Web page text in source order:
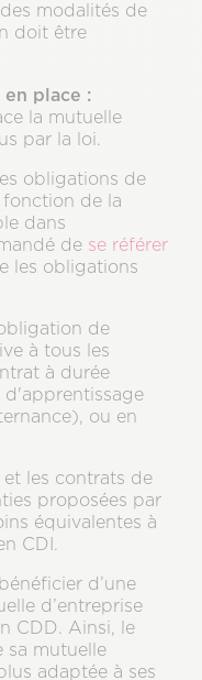
modalités de
doit être
place :
la mutuelle
par la loi.
obligations de
fonction de la
dans
de se référer
les obligations
de
à tous les
à durée
d'apprentissage
ou en
les contrats de
proposées par
équivalentes à
CDI.
d’une
d’entreprise
CDD. Ainsi, le
sa mutuelle
adaptée à ses